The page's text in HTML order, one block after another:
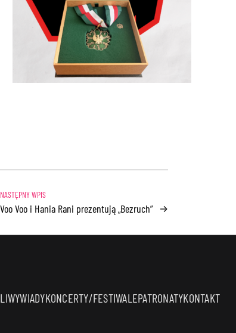
Voo Voo i Hania Rani prezentują „Bezruch” →
WYWIADYKONCERTY/FESTIWALEPATRONATYKONTAKT